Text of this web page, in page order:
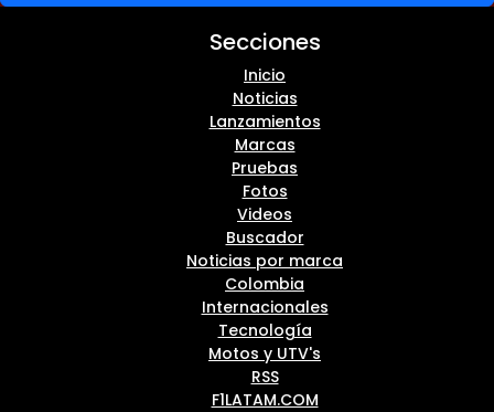
Secciones
Inicio
Noticias
Lanzamientos
Marcas
Pruebas
Fotos
Videos
Buscador
Noticias por marca
Colombia
Internacionales
Tecnología
Motos y UTV's
RSS
F1LATAM.COM